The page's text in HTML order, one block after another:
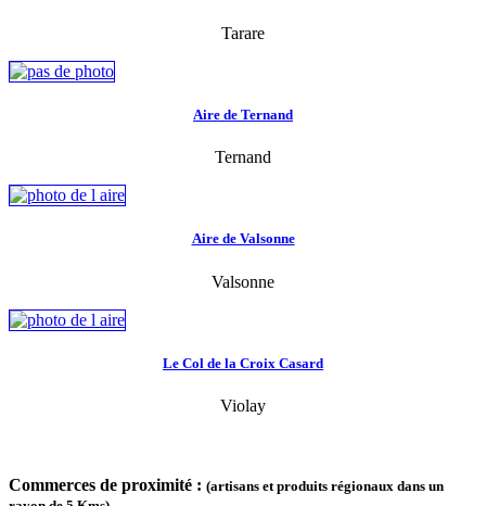
Tarare
Aire de Ternand
Ternand
Aire de Valsonne
Valsonne
Le Col de la Croix Casard
Violay
Commerces de proximité : (artisans et produits régionaux dans un